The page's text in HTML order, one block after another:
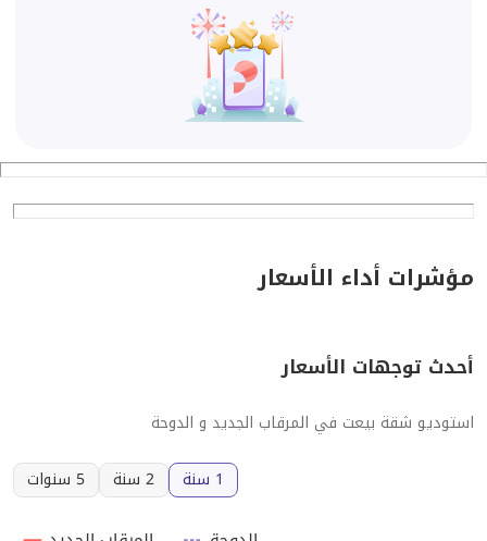
مؤشرات أداء الأسعار
أحدث توجهات الأسعار
استوديو شقة بيعت في المرقاب الجديد و الدوحة
1 سنة
2 سنة 5 سنوات